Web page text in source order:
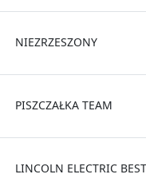
NIEZRZESZONY
PISZCZAŁKA TEAM
LINCOLN ELECTRIC